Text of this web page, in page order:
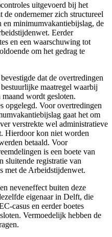
uitgevoerd bij het
de ondernemer zich structureel
minimumvakantiebijslag, de
Eerder
en een waarschuwing tot
om het gedrag te
dat de overtredingen
maatregel waarbij
wordt gesloten.
opgelegd. Voor overtredingen
gaat het om
verstrekte wel administratieve
Hierdoor kon niet worden
betaald. Voor
is een boete van
sluitende registratie van
met de Arbeidstijdenwet.
neveneffect buiten deze
eigenaar in Delft, die
casus en eerder boetes
Vermoedelijk hebben de